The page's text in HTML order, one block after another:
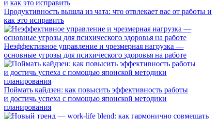
Продуктивность вышла из чата: что отвлекает вас от работы и
как это исправить
Неэффективное управление и чрезмерная нагрузка —
основные угрозы для психического здоровья на работе
Поймать кайдзен: как повысить эффективность работы
и достичь успеха с помощью японской методики
планирования